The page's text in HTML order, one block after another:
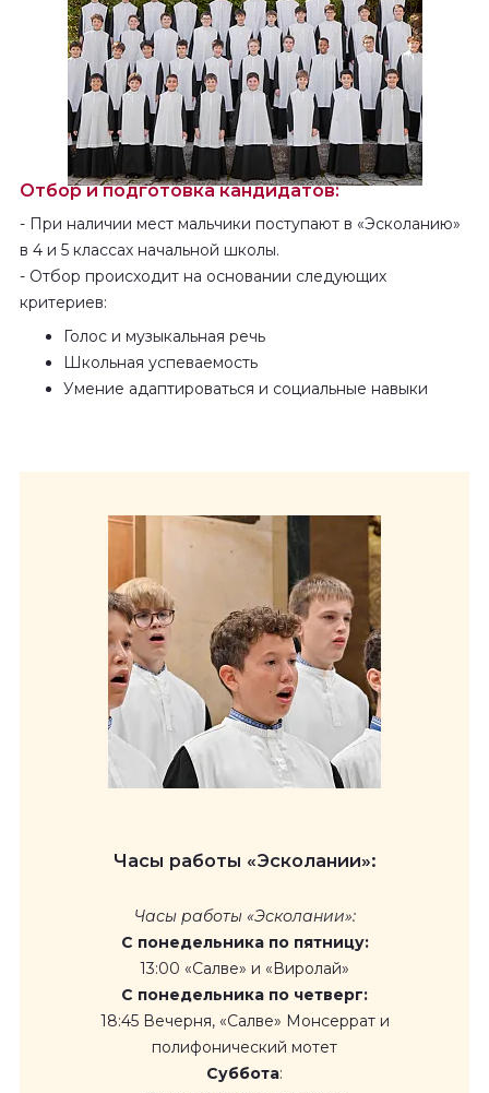
уровне, хор дает концерты по всему миру и обладает
обширнойдискографией .
За время свое го существования школа выпустила
множество певцов и музыкантов, известных
композиторов и преподавателей. Благодаря
«Эсколании» у монахов есть возможность заниматься
творческой деятельностью, образованием и музыкой.
Отбор и подготовка кандидатов:
- При наличии мест мальчики поступают в «Эсколанию»
в 4 и 5 классах начальной школы.
- Отбор происходит на основании следующих
критериев:
Голос и музыкальная речь
Школьная успеваемость
Умение адаптироваться и социальные навыки
Часы работы «Эсколании»:
Часы работы «Эсколании»:
С понедельника по пятницу:
13:00 «Салве» и «Виролай»
С понедельника по четверг:
18:45 Вечерня, «Салве» Монсеррат и
полифонический мотет
Суббота: